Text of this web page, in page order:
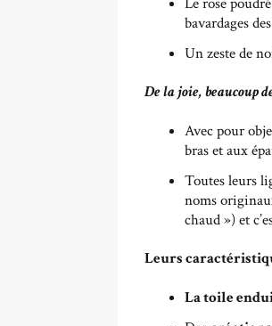
bavardages
Un zeste de
De la joie, beaucoup
Avec pour
bras et aux
Toutes leurs
noms
chaud ») et
Leurs
La toile